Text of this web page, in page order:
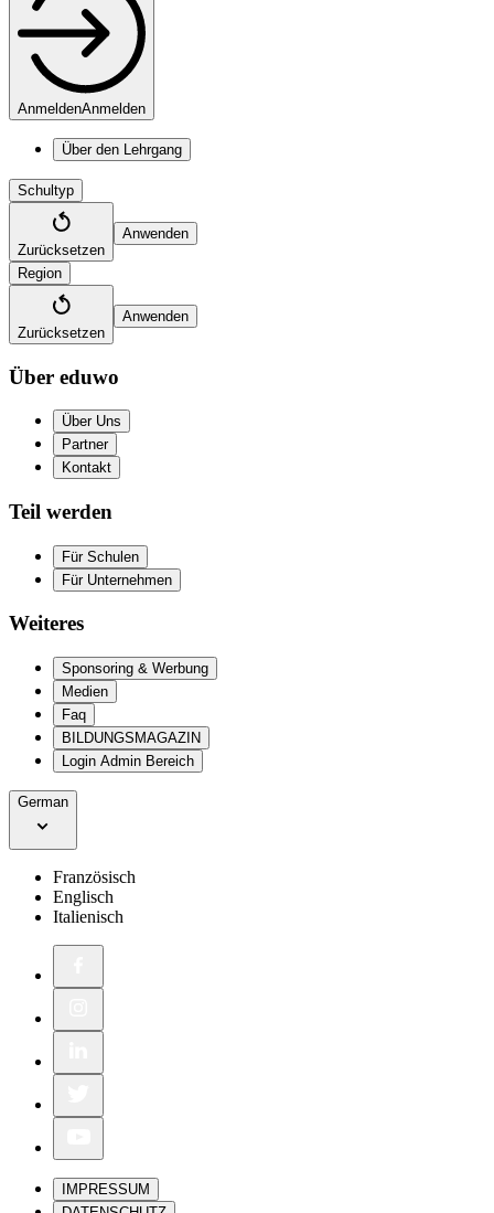
AnmeldenAnmelden
Über den Lehrgang
Schultyp
Zurücksetzen
Anwenden
Region
Zurücksetzen
Anwenden
Über eduwo
Über Uns
Partner
Kontakt
Teil werden
Für Schulen
Für Unternehmen
Weiteres
Sponsoring & Werbung
Medien
Faq
BILDUNGSMAGAZIN
Login Admin Bereich
German
Französisch
Englisch
Italienisch
IMPRESSUM